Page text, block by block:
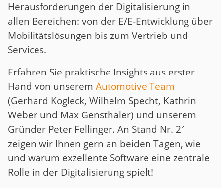
Herausforderungen der Digitalisierung in
allen Bereichen: von der E/E-Entwicklung über
Mobilitätslösungen bis zum Vertrieb und
Services.
Erfahren Sie praktische Insights aus erster
Hand von unserem Automotive Team
(Gerhard Kogleck, Wilhelm Specht, Kathrin
Weber und Max Gensthaler) und unserem
Gründer Peter Fellinger. An Stand Nr. 21
zeigen wir Ihnen gern an beiden Tagen, wie
und warum exzellente Software eine zentrale
Rolle in der Digitalisierung spielt!